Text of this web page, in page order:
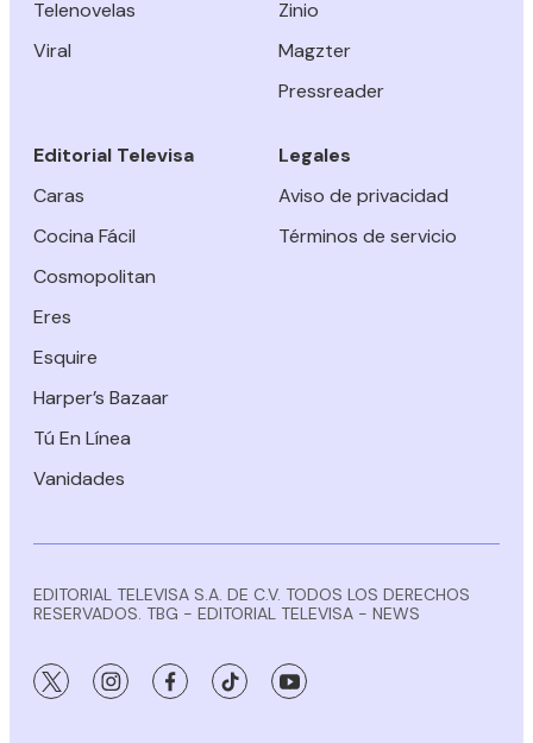
Telenovelas
Viral
Zinio
Magzter
Pressreader
Editorial Televisa
Caras
Cocina Fácil
Cosmopolitan
Eres
Esquire
Harper’s Bazaar
Tú En Línea
Vanidades
Legales
Aviso de privacidad
Términos de servicio
EDITORIAL TELEVISA S.A. DE C.V. TODOS LOS DERECHOS
RESERVADOS. TBG - EDITORIAL TELEVISA - NEWS
twitter instagramfacebooktiktok youtube